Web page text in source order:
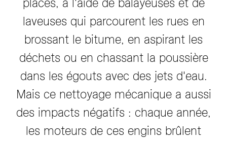
laveuses qui parcourent les rues en
brossant le bitume, en aspirant les
déchets ou en chassant la poussière
dans les égouts avec des jets d'eau.
Mais ce nettoyage mécanique a aussi
des impacts négatifs : chaque année,
les moteurs de ces engins brûlent